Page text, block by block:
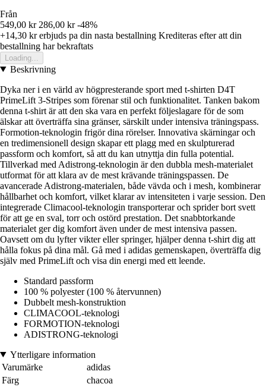
Från
549,00 kr 286,00 kr -48%
+14,30 krerbjuds pa din nasta bestallning Krediteras efter att din
bestallning har bekraftats
Loading...
Beskrivning
Dyka ner i en värld av högpresterande sport med t-shirten D4T
PrimeLift 3-Stripes som förenar stil och funktionalitet. Tanken bakom
denna t-shirt är att den ska vara en perfekt följeslagare för de som
älskar att överträffa sina gränser, särskilt under intensiva träningspass.
Formotion-teknologin frigör dina rörelser. Innovativa skärningar och
en tredimensionell design skapar ett plagg med en skulpturerad
passform och komfort, så att du kan utnyttja din fulla potential.
Tillverkad med Adistrong-teknologin är den dubbla mesh-materialet
utformat för att klara av de mest krävande träningspassen. De
avancerade Adistrong-materialen, både vävda och i mesh, kombinerar
hållbarhet och komfort, vilket klarar av intensiteten i varje session. Den
integrerade Climacool-teknologin transporterar och sprider bort svett
för att ge en sval, torr och ostörd prestation. Det snabbtorkande
materialet ger dig komfort även under de mest intensiva passen.
Oavsett om du lyfter vikter eller springer, hjälper denna t-shirt dig att
hålla fokus på dina mål. Gå med i adidas gemenskapen, överträffa dig
själv med PrimeLift och visa din energi med ett leende.
Standard passform
100 % polyester (100 % återvunnen)
Dubbelt mesh-konstruktion
CLIMACOOL-teknologi
FORMOTION-teknologi
ADISTRONG-teknologi
Ytterligare information
Varumärke
adidas
Färg
chacoa